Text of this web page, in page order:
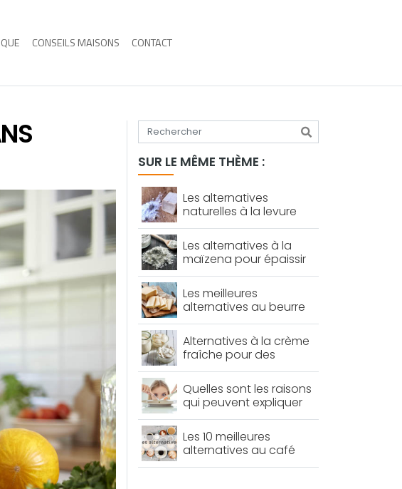
CONSEILS MAISONS CONTACT
Tapez votre recherche
SUR LE MÊME THÈME :
Les alternatives
naturelles à la levure
chimique pour des
pâtisseries réussies
Les alternatives à la
maïzena pour épaissir
vos préparations
culinaires
Les meilleures
alternatives au beurre
pour une cuisine plus
saine
Alternatives à la crème
fraîche pour des
recettes légères et
savoureuses
Quelles sont les raisons
qui peuvent expliquer
vos difficultés à perdre
du poids ?
Les 10 meilleures
alternatives au café
pour bien démarrer la